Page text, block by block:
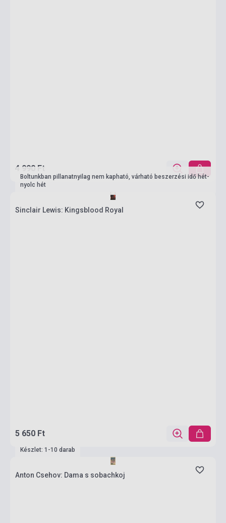
4 990 Ft
Boltunkban pillanatnyilag nem kapható, várható beszerzési idő hét-
nyolc hét
Sinclair Lewis: Kingsblood Royal
5 650 Ft
Készlet: 1-10 darab
Anton Csehov: Dama s sobachkoj